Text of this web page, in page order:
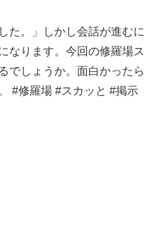
た。」しかし会話が進むに
なります。今回の修羅場ス
でしょうか。面白かったら
#修羅場 #スカッと #掲示